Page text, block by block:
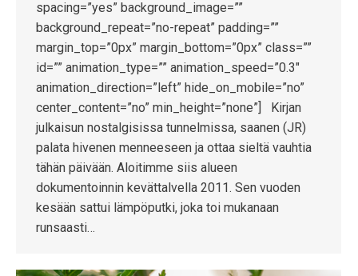
spacing=”yes” background_image=””
background_repeat=”no-repeat” padding=””
margin_top=”0px” margin_bottom=”0px” class=””
id=”” animation_type=”” animation_speed=”0.3″
animation_direction=”left” hide_on_mobile=”no”
center_content=”no” min_height=”none”] Kirjan
julkaisun nostalgisissa tunnelmissa, saanen (JR)
palata hivenen menneeseen ja ottaa sieltä vauhtia
tähän päivään. Aloitimme siis alueen
dokumentoinnin kevättalvella 2011. Sen vuoden
kesään sattui lämpöputki, joka toi mukanaan
runsaasti…